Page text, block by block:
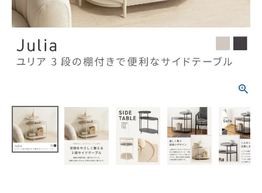
ACCOUNT MENU
ようこそ ゲスト 様
meeting_room ログイン
シーンから選ぶ
テイストから選ぶ